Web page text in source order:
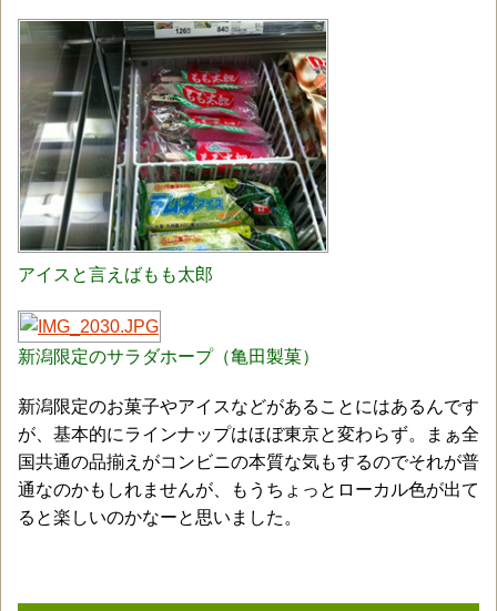
アイスと言えばもも太郎
新潟限定のサラダホープ（亀田製菓）
新潟限定のお菓子やアイスなどがあることにはあるんです
が、基本的にラインナップはほぼ東京と変わらず。まぁ全
国共通の品揃えがコンビニの本質な気もするのでそれが普
通なのかもしれませんが、もうちょっとローカル色が出て
ると楽しいのかなーと思いました。